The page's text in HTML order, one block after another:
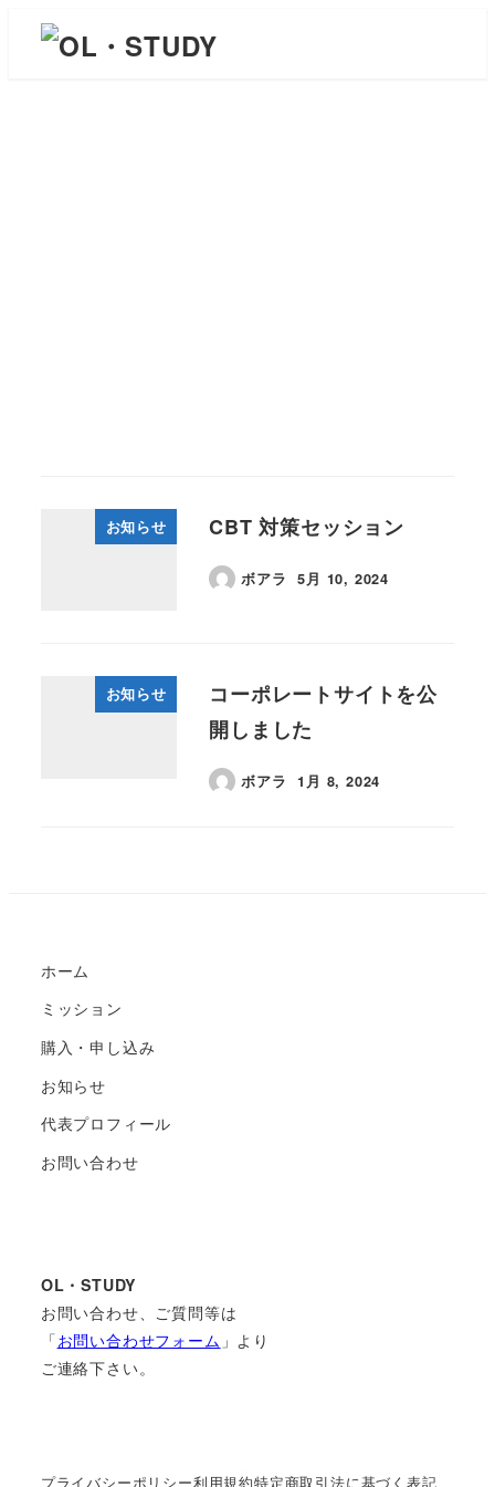
お知らせ CBT 対策セッション
ボアラ 5月 10, 2024
お知らせ
コーポレートサイトを公
開しました
ボアラ 1月 8, 2024
ホーム
ミッション
購入・申し込み
お知らせ
代表プロフィール
お問い合わせ
OL・STUDY
お問い合わせ、ご質問等は
「お問い合わせフォーム 」より
ご連絡下さい。
プライバシーポリシー利用規約特定商取引法に基づく表記